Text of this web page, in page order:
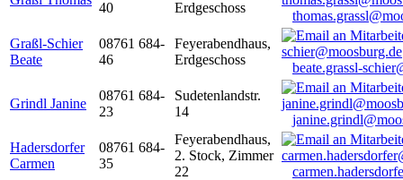
40
Erdgeschoss
Graßl-Schier
Beate
08761 684-
46
Feyerabendhaus,
Erdgeschoss
beate.grassl-
Grindl Janine
08761 684-
23
Sudetenlandstr.
14
Hadersdorfer
Carmen
08761 684-
35
Feyerabendhaus,
2. Stock, Zimmer
22